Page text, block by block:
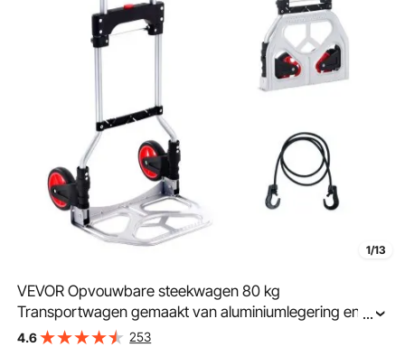
1/13
VEVOR Opvouwbare steekwagen 80 kg
Transportwagen gemaakt van aluminiumlegering en
kunststof Stapelwagen met verstelbare handgreep 715-
...
4.6 253